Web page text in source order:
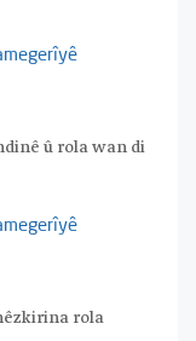
û rola wan di
rola